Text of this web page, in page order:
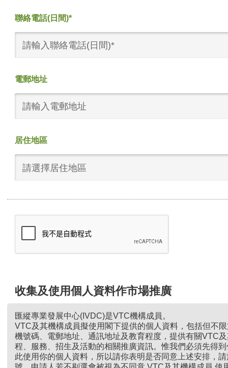
聯絡電話(日間)*
電郵地址
居住地區
請選擇居住地區
收集及使用個人資料作市場推廣
匯縱專業發展中心(IVDC)是VTC機構成員。
VTC及其機構成員擬使用閣下提供的個人資料，包括但不
機號碼、電郵地址、通訊地址及教育程度，提供有關VTC
程、服務、招生及活動的相關推廣資訊。惟我們必須先得
此使用你的個人資料，所以請你表明是否同意上述安排，